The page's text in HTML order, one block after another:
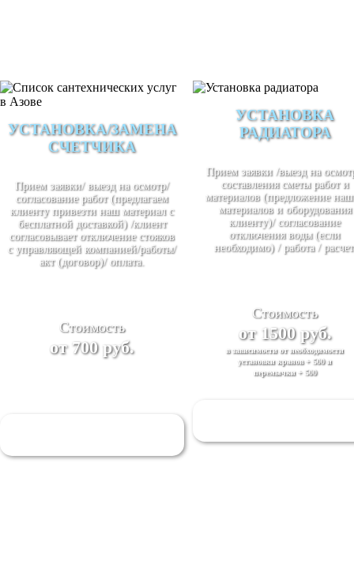
УСТАНОВКА/ЗАМЕНА
СЧЕТЧИКА
Прием заявки/ выезд на осмотр/
согласование работ (предлагаем
клиенту привезти наш материал с
бесплатной доставкой) /клиент
согласовывает отключение стояков
с управляющей компанией/работы/
акт (договор)/ оплата.
Стоимость
от 700 руб.
УСТАНОВКА
РАДИАТОРА
Прием заявки /выезд на
составления сметы работ и
материалов (предложение
материалов и оборудования
клиенту)/ согласование
отключения воды (если
необходимо) / работа /
Стоимость
от 1500 руб.
в зависимости от необходимости
установки кранов + 500 и
перемычки + 500